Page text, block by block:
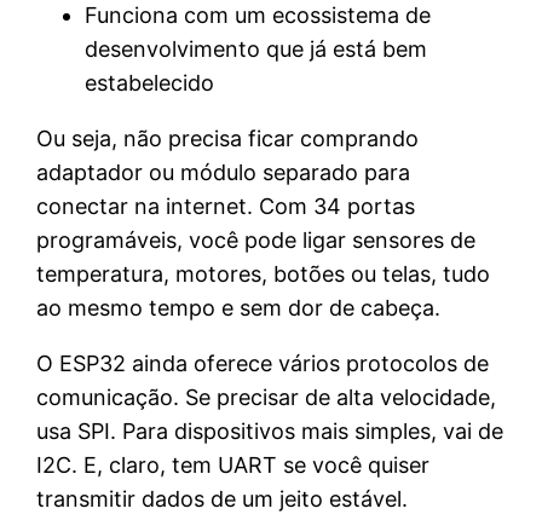
Funciona com um ecossistema de
desenvolvimento que já está bem
estabelecido
Ou seja, não precisa ficar comprando
adaptador ou módulo separado para
conectar na internet. Com 34 portas
programáveis, você pode ligar sensores de
temperatura, motores, botões ou telas, tudo
ao mesmo tempo e sem dor de cabeça.
O ESP32 ainda oferece vários protocolos de
comunicação. Se precisar de alta velocidade,
usa SPI. Para dispositivos mais simples, vai de
I2C. E, claro, tem UART se você quiser
transmitir dados de um jeito estável.